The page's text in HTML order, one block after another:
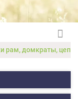
рам, домкраты, цепи,